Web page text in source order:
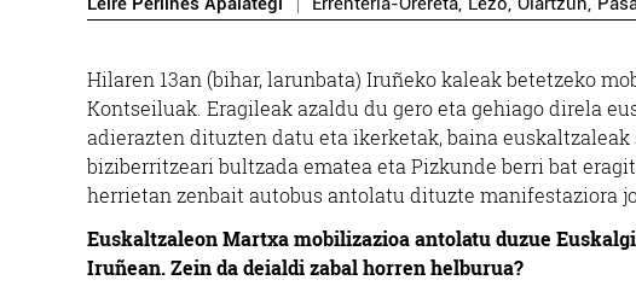
Hilaren 13an (bihar, larunbata) Iruñeko kaleak betetzeko
Kontseiluak. Eragileak azaldu du gero eta gehiago direla
adierazten dituzten datu eta ikerketak, baina
biziberritzeari bultzada ematea eta Pizkunde berri bat
herrietan zenbait autobus antolatu dituzte manifestaziora
Euskaltzaleon Martxa mobilizazioa antolatu duzue
Iruñean. Zein da deialdi zabal horren helburua?